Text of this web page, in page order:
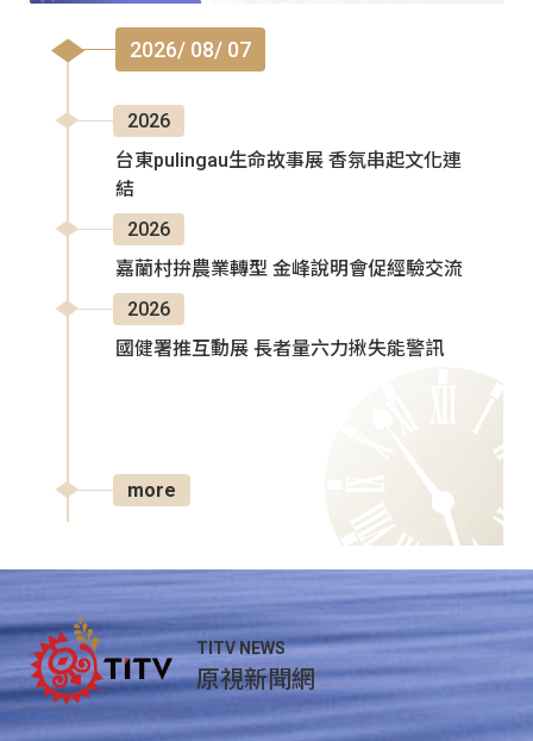
2026/ 08/ 07
2026
台東pulingau生命故事展 香氛串起文化連
結
2026
嘉蘭村拚農業轉型 金峰說明會促經驗交流
2026
國健署推互動展 長者量六力揪失能警訊
more
TITV NEWS
原視新聞網